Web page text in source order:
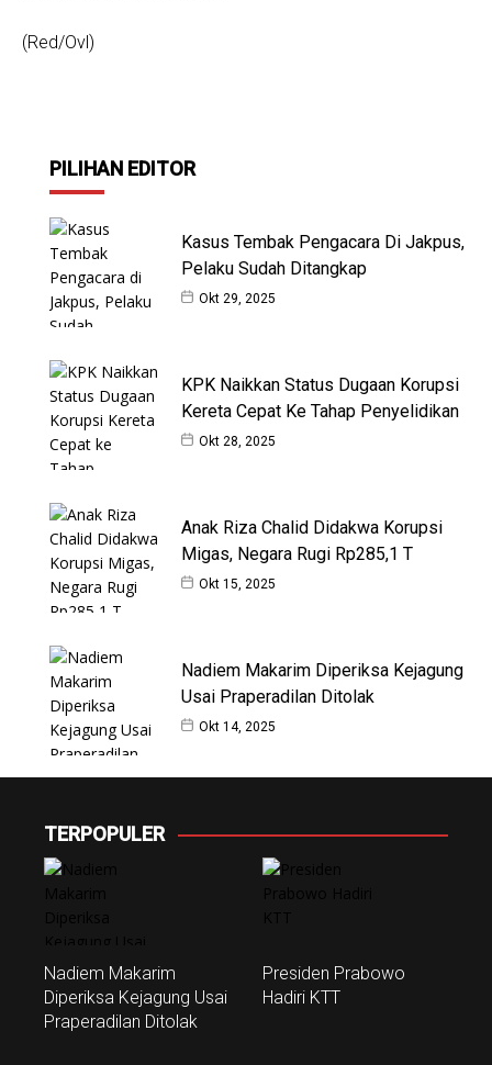
(Red/Ovl)
PILIHAN EDITOR
Kasus Tembak Pengacara Di Jakpus,
Pelaku Sudah Ditangkap
Okt 29, 2025
KPK Naikkan Status Dugaan Korupsi
Kereta Cepat Ke Tahap Penyelidikan
Okt 28, 2025
Anak Riza Chalid Didakwa Korupsi
Migas, Negara Rugi Rp285,1 T
Okt 15, 2025
Nadiem Makarim Diperiksa Kejagung
Usai Praperadilan Ditolak
Okt 14, 2025
TERPOPULER
Nadiem Makarim
Diperiksa Kejagung Usai
Praperadilan Ditolak
Presiden Prabowo
Hadiri KTT